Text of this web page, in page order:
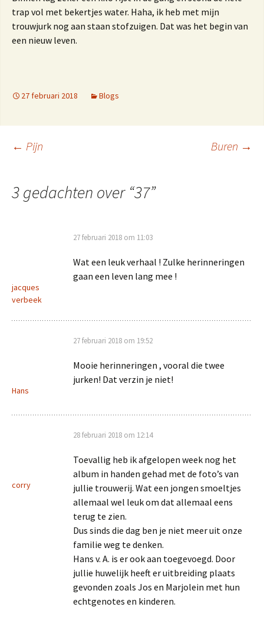
trap vol met bekertjes water. Haha, ik heb met mijn
trouwjurk nog aan staan stofzuigen. Dat was het begin van
een nieuw leven.
27 februari 2018 Blogs
Berichtnavigatie
← Pijn Buren →
3 gedachten over “37”
jacques
verbeek
27 februari 2018 om 11:03
Wat een leuk verhaal ! Zulke herinneringen
gaan een leven lang mee !
Hans
27 februari 2018 om 19:52
Mooie herinneringen , vooral die twee
jurken! Dat verzin je niet!
corry
28 februari 2018 om 12:14
Toevallig heb ik afgelopen week nog het
album in handen gehad met de foto’s van
jullie trouwerij. Wat een jongen smoeltjes
allemaal wel leuk om dat allemaal eens
terug te zien.
Dus sinds die dag ben je niet meer uit onze
familie weg te denken.
Hans v. A. is er ook aan toegevoegd. Door
jullie huwelijk heeft er uitbreiding plaats
gevonden zoals Jos en Marjolein met hun
echtgenotes en kinderen.